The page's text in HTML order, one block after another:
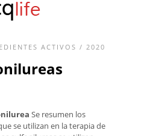
ACTIVOS / 2020
Se resumen los
se utilizan en la terapia de